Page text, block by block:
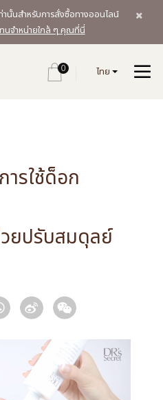
ท่านั้นสำหรับการสั่งซื้อทางออนไลน์
นจำหน่ายใกล้ ๆ คุณที่นี่
0 ไทย
ารใช้ด็อก
วยปรับสมดุลย์